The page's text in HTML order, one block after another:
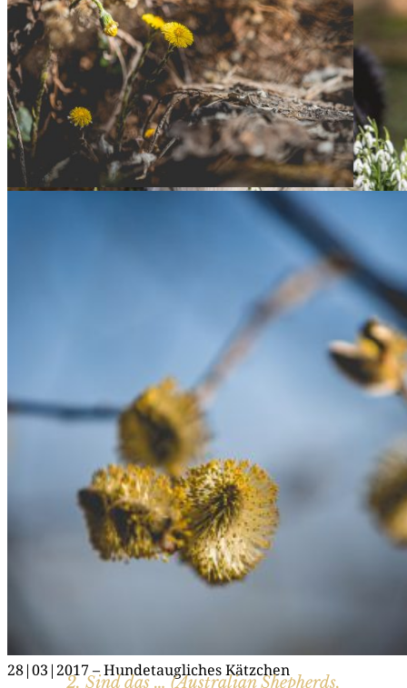
heit kann nichts entstellen!
26|03|2017 – Über­all beginnt’s zu blühen
26|03|2017 – Frühlingsboten
28|03|2017 – Hun­de­taug­li­ches Kätzchen
2. Sind das … (Australian Shepherds,